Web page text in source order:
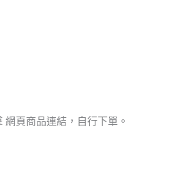
頁商品連結，自行下單。